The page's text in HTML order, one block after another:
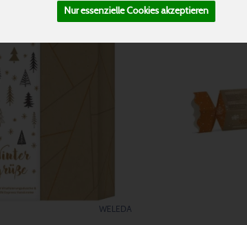
Nur essenzielle Cookies akzeptieren
WELEDA